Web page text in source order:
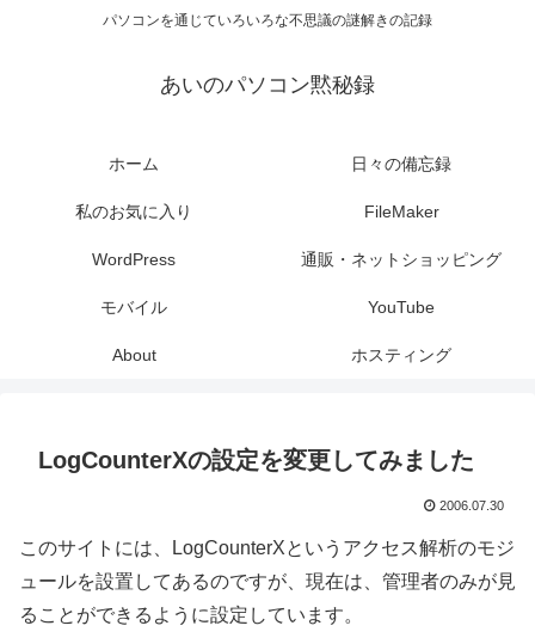
パソコンを通じていろいろな不思議の謎解きの記録
あいのパソコン黙秘録
ホーム 日々の備忘録
私のお気に入り FileMaker
WordPress 通販・ネットショッピング
モバイル YouTube
About ホスティング
LogCounterXの設定を変更してみました
2006.07.30
このサイトには、LogCounterXというアクセス解析のモジ
ュールを設置してあるのですが、現在は、管理者のみが見
ることができるように設定しています。